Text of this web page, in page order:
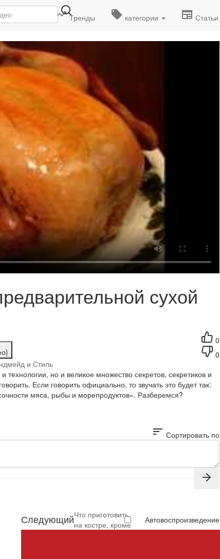
Тренды категории Статьи
сухой
0
0
и Стиль
технологии, но и великое множество секретов, секретиков и
Если говорить официально, то звучать это будет так:
мяса, рыбы и морепродуктов». Разберемся?
sort Сортировать по
Следующий Автовоспроизведение
Что приготовить
на костре, кроме